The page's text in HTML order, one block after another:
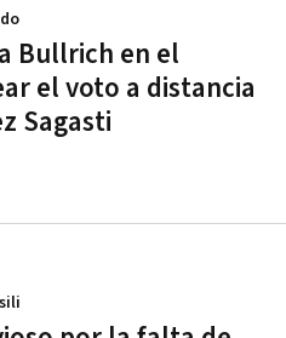
Bullrich en el
el voto a distancia
Sagasti